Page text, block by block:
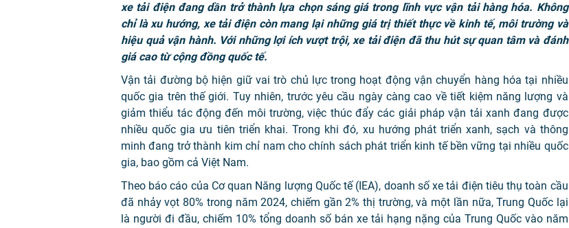
xe tải điện đang dần trở thành lựa chọn sáng giá trong lĩnh vực vận tải hàng hóa. Không
chỉ là xu hướng, xe tải điện còn mang lại những giá trị thiết thực về kinh tế, môi trường và
hiệu quả vận hành. Với những lợi ích vượt trội, xe tải điện đã thu hút sự quan tâm và đánh
giá cao từ cộng đồng quốc tế.
Vận tải đường bộ hiện giữ vai trò chủ lực trong hoạt động vận chuyển hàng hóa tại nhiều
quốc gia trên thế giới. Tuy nhiên, trước yêu cầu ngày càng cao về tiết kiệm năng lượng và
giảm thiểu tác động đến môi trường, việc thúc đẩy các giải pháp vận tải xanh đang được
nhiều quốc gia ưu tiên triển khai. Trong khi đó, xu hướng phát triển xanh, sạch và thông
minh đang trở thành kim chỉ nam cho chính sách phát triển kinh tế bền vững tại nhiều quốc
gia, bao gồm cả Việt Nam.
Theo báo cáo của Cơ quan Năng lượng Quốc tế (IEA), doanh số xe tải điện tiêu thụ toàn cầu
đã nhảy vọt 80% trong năm 2024, chiếm gần 2% thị trường, và một lần nữa, Trung Quốc lại
là người đi đầu, chiếm 10% tổng doanh số bán xe tải hạng nặng của Trung Quốc vào năm